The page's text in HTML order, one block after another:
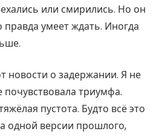
или смирились. Но он
умеет ждать. Иногда
новости о задержании. Я не
почувствовала триумфа.
пустота. Будто всё это
одной версии прошлого,